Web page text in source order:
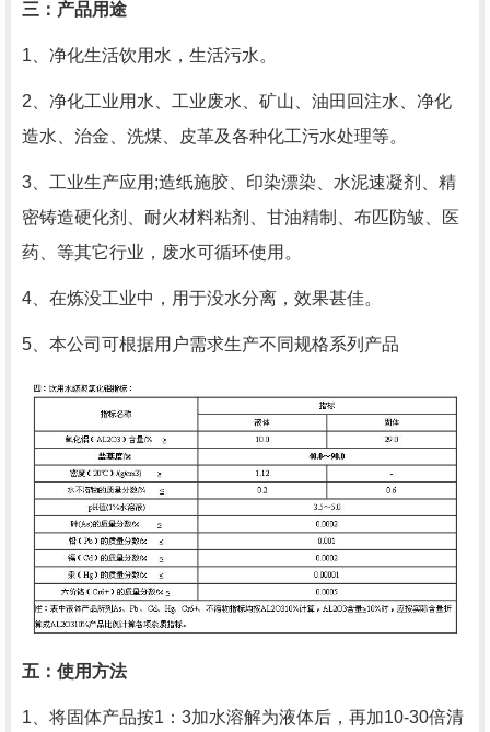
三：产品用途
1 、净化生活饮用水，生活污水。
2 、净化工业用水、工业废水、矿山、油田回注水、净化
造水、治金、洗煤、皮革及各种化工污水处理等。
3 、工业生产应用 ;造纸施胶、印染漂染、水泥速凝剂、精
密铸造硬化剂、耐火材料粘剂、甘油精制、布匹防皱、医
药、等其它行业，废水可循环使用。
4 、在炼没工业中，用于没水分离，效果甚佳。
5 、本公司可根据用户需求生产不同规格系列产品
五：使用方法
1、将固体产品按1 ： 3加水溶解为液体后，再加10-30倍清